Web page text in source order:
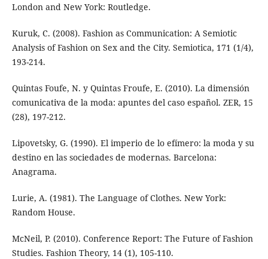
London and New York: Routledge.
Kuruk, C. (2008). Fashion as Communication: A Semiotic
Analysis of Fashion on Sex and the City. Semiotica, 171 (1/4),
193-214.
Quintas Foufe, N. y Quintas Froufe, E. (2010). La dimensión
comunicativa de la moda: apuntes del caso español. ZER, 15
(28), 197-212.
Lipovetsky, G. (1990). El imperio de lo efímero: la moda y su
destino en las sociedades de modernas. Barcelona:
Anagrama.
Lurie, A. (1981). The Language of Clothes. New York:
Random House.
McNeil, P. (2010). Conference Report: The Future of Fashion
Studies. Fashion Theory, 14 (1), 105-110.